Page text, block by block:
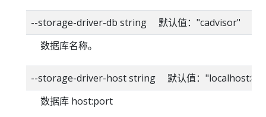
--storage-driver-db string 默认值："cadvisor"
数据库名称。
--storage-driver-host string 默认值：
数据库 host:port